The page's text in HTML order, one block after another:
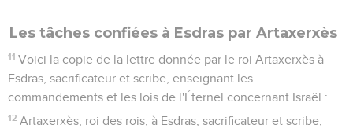
Les tâches confiées à Esdras par Artaxerxès
11 Voici la copie de la lettre donnée par le roi Artaxerxès à
Esdras, sacrificateur et scribe, enseignant les
commandements et les lois de l'Éternel concernant Israël :
12 Artaxerxès, roi des rois, à Esdras, sacrificateur et scribe,